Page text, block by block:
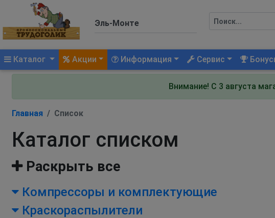
Каталог (current)Акции Информация Сервис
Внимание! С 3 августа
Главная Список
Каталог списком
Раскрыть все
Компрессоры и комплектующие
Краскораспылители